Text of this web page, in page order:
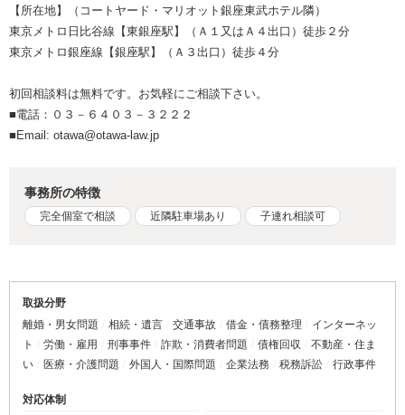
【所在地】（コートヤード・マリオット銀座東武ホテル隣）
東京メトロ日比谷線【東銀座駅】（Ａ１又はＡ４出口）徒歩２分
東京メトロ銀座線【銀座駅】（Ａ３出口）徒歩４分
初回相談料は無料です。お気軽にご相談下さい。
■電話：０３－６４０３－３２２２
■Email: otawa@otawa-law.jp
事務所の特徴
完全個室で相談 近隣駐車場あり 子連れ相談可
取扱分野
離婚・男女問題
相続・遺言 交通事故 借金・債務整理
インターネッ
ト
労働・雇用 刑事事件 詐欺・消費者問題 債権回収
不動産・住ま
い
医療・介護問題 外国人・国際問題 企業法務 税務訴訟 行政事件
対応体制